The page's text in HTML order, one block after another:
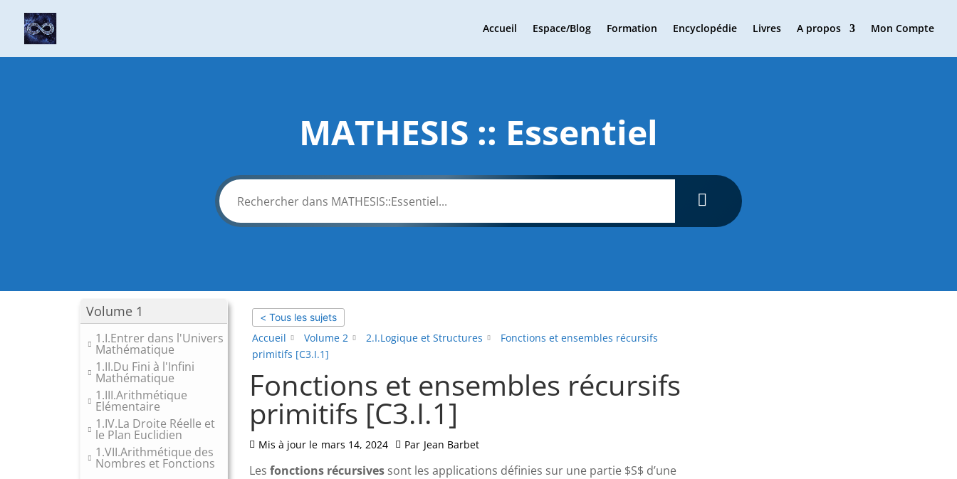
Accueil Espace/Blog Formation Encyclopédie Livres A propos Mon Compte
MATHESIS :: Essentiel
Volume 1
1.I.Entrer dans l'Univers
Mathématique
1.II.Du Fini à l'Infini
Mathématique
1.III.Arithmétique
Elémentaire
1.IV.La Droite Réelle et
le Plan Euclidien
1.VII.Arithmétique des
Nombres et Fonctions
< Tous les sujets
Accueil Volume 2 2.I.Logique et Structures
Fonctions et ensembles récursifs
primitifs [C3.I.1]
Fonctions et ensembles récursifs
primitifs [C3.I.1]
Mis à jour le mars 14, 2024 Par Jean Barbet
Les fonctions récursives sont les applications définies sur une partie $S$ d’une